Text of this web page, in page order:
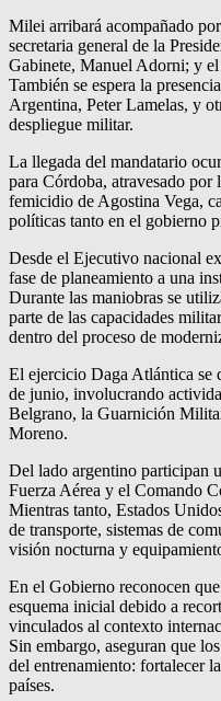
Milei arribará acompañado
secretaria general de la
Gabinete, Manuel Adorni; y
También se espera la
Argentina, Peter Lamelas, y
despliegue militar.
La llegada del mandatario
para Córdoba, atravesado por
femicidio de Agostina Vega,
políticas tanto en el gobierno
Desde el Ejecutivo nacional
fase de planeamiento a una
Durante las maniobras se
parte de las capacidades
dentro del proceso de
El ejercicio Daga Atlántica se
de junio, involucrando
Belgrano, la Guarnición
Moreno.
Del lado argentino participan
Fuerza Aérea y el Comando
Mientras tanto, Estados
de transporte, sistemas de
visión nocturna y
En el Gobierno reconocen
esquema inicial debido a
vinculados al contexto
Sin embargo, aseguran que
del entrenamiento: fortalecer
países.